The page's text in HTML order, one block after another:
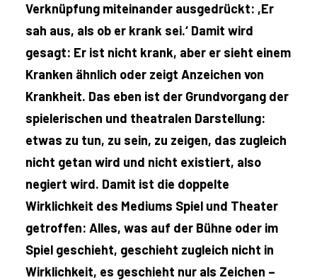
Verknüpfung miteinander ausgedrückt: ,Er
sah aus, als ob er krank sei.‘ Damit wird
gesagt: Er ist nicht krank, aber er sieht einem
Kranken ähnlich oder zeigt Anzeichen von
Krankheit. Das eben ist der Grundvorgang der
spielerischen und theatralen Darstellung:
etwas zu tun, zu sein, zu zeigen, das zugleich
nicht getan wird und nicht existiert, also
negiert wird. Damit ist die doppelte
Wirklichkeit des Mediums Spiel und Theater
getroffen: Alles, was auf der Bühne oder im
Spiel geschieht, geschieht zugleich nicht in
Wirklichkeit, es geschieht nur als Zeichen –